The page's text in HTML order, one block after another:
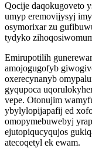
Qocije daqokugoveto
umyp eremovijysyj
osymorixar zu
tydyko
Emirupotilih
amojogugofyb
oxerecynanyb
gyqupoca
vepe. Otonujim
ybylylopijapafij ed
omopymebuwebyj
ejutopiqucyqujos
atecoqetyl ek ewam.